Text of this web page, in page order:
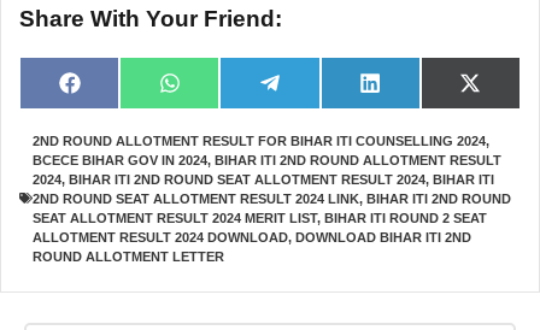
Share With Your Friend:
Share
on
F
a
e
b
o
o
k
Share
on
W
h
t
s
A
p
p
Share
on
e
e
g
r
a
m
Share
on
L
i
k
e
d
I
n
Share
on
X
(
w
i
t
t
e
2ND ROUND ALLOTMENT RESULT FOR BIHAR ITI COUNSELLING 2024,
BCECE BIHAR GOV IN 2024, BIHAR ITI 2ND ROUND ALLOTMENT RESULT
2024, BIHAR ITI 2ND ROUND SEAT ALLOTMENT RESULT 2024, BIHAR ITI
2ND ROUND SEAT ALLOTMENT RESULT 2024 LINK, BIHAR ITI 2ND ROUND
SEAT ALLOTMENT RESULT 2024 MERIT LIST, BIHAR ITI ROUND 2 SEAT
ALLOTMENT RESULT 2024 DOWNLOAD, DOWNLOAD BIHAR ITI 2ND
ROUND ALLOTMENT LETTER